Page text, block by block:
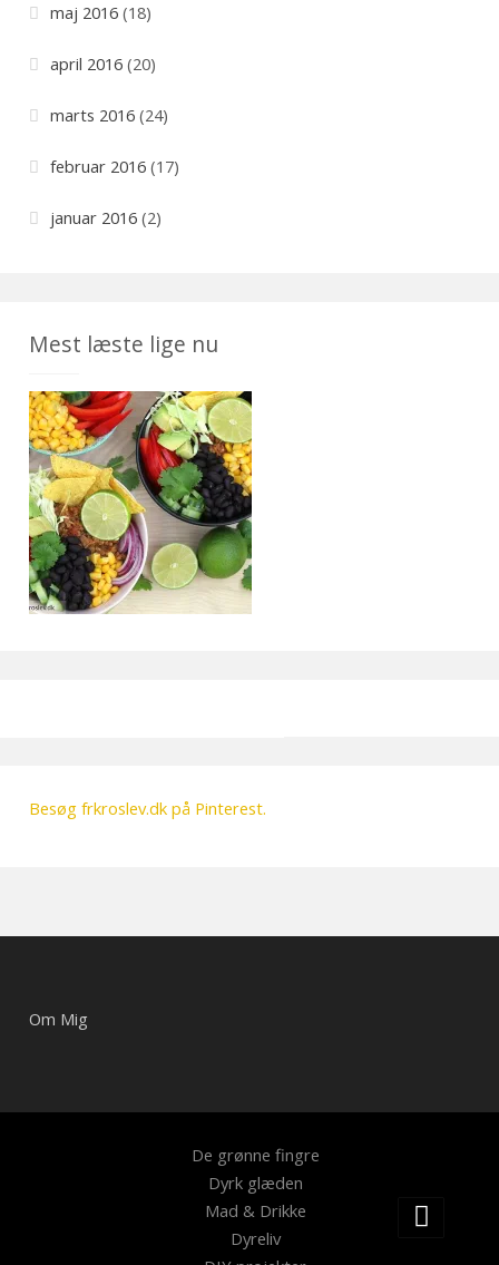
maj 2016(18)
april 2016(20)
marts 2016(24)
februar 2016(17)
januar 2016(2)
Mest læste lige nu
Besøg frkroslev.dk på Pinterest.
Om Mig
De grønne fingre
Dyrk glæden
Mad & Drikke
Dyreliv